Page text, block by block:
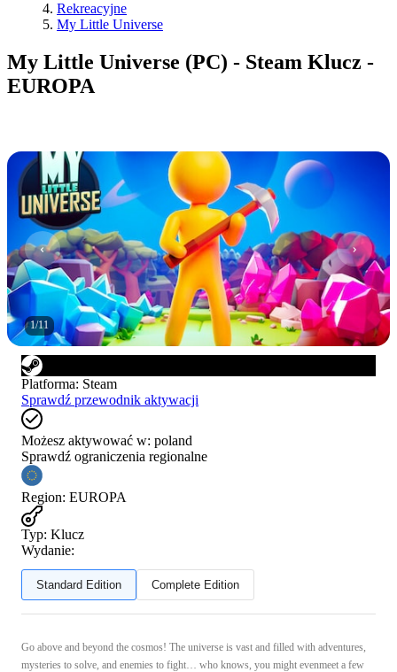
Rekreacyjne
My Little Universe
My Little Universe (PC) - Steam Klucz -
EUROPA
1/11
Platforma: Steam
Sprawdź przewodnik aktywacji
Możesz aktywować w: poland
Sprawdź ograniczenia regionalne
Region: EUROPA
Typ: Klucz
Wydanie:
Standard Edition Complete Edition
Go above and beyond the cosmos! The universe is vast and filled with adventures,
mysteries to solve, and enemies to fight… who knows, you might evenmeet a few